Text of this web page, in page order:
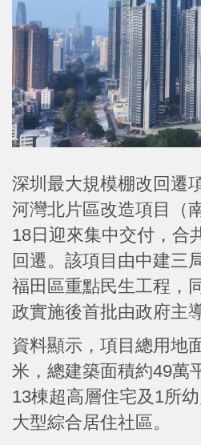
深圳最大規模棚改回
河灣北片區改造項目（
18日迎來集中交付，合
回遷。該項目由中建三
福田區重點民生工程，
政實施後首批由政府主
資料顯示，項目總用地
米，總建築面積約49萬
13棟超高層住宅及1所
大型綜合居住社區。